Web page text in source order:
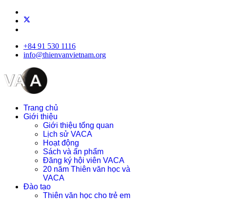
+84 91 530 1116
info@thienvanvietnam.org
Trang chủ
Giới thiệu
Giới thiệu tổng quan
Lịch sử VACA
Hoạt động
Sách và ấn phẩm
Đăng ký hội viên VACA
20 năm Thiên văn học và
VACA
Đào tạo
Thiên văn học cho trẻ em